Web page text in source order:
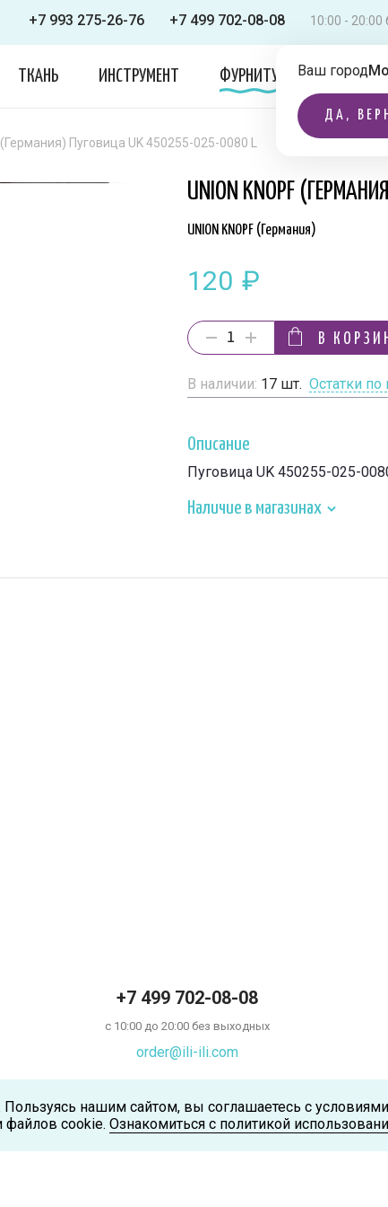
+7 993 275-26-76 +7 499 702-08-08 10:00 -
Ваш город
ДА,
ТКАНЬ ИНСТРУМЕНТ ФУРНИТУРА ОДЕЖДА
(Германия) Пуговица UK 450255-025-0080 L
UNION KNOPF
UNION KNOPF (Германия)
120 ₽
В
В наличии: 17 шт. Остатки по
Описание
Пуговица UK 450255-025-
Наличие в магазинах
+7 499 702-08-08
с 10:00 до 20:00 без выходных
order@ili-ili.com
нашим сайтом, вы соглашаетесь с
файлов cookie. Ознакомиться с политикой